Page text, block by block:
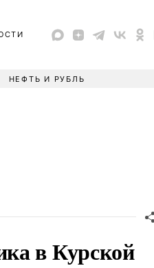
НЕФТЬ И РУБЛЬ
в Курской